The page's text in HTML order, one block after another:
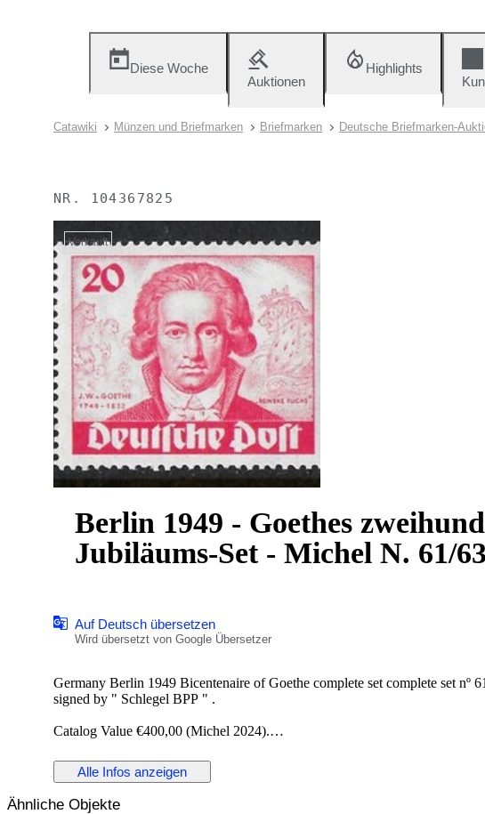
Diese Woche
Auktionen
Highlights
Catawiki Münzen und Briefmarken Briefmarken Deutsche Briefmarken-
NR. 104367825
Verkauft
Berlin 1949 - Goethes
Jubiläums-Set - Michel N. 61/63
Auf Deutsch übersetzen
Wird übersetzt von Google Übersetzer
Germany Berlin 1949 Bicentenaire of Goethe complete set complete set nº
signed by " Schlegel BPP " .
Catalog Value €400,00 (Michel 2024).
Shipping registered.
Alle Infos anzeigen
Ähnliche Objekte